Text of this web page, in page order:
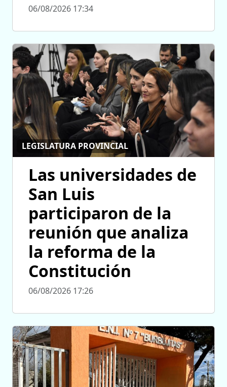
06/08/2026 17:34
LEGISLATURA PROVINCIAL
Las universidades de
San Luis
participaron de la
reunión que analiza
la reforma de la
Constitución
06/08/2026 17:26